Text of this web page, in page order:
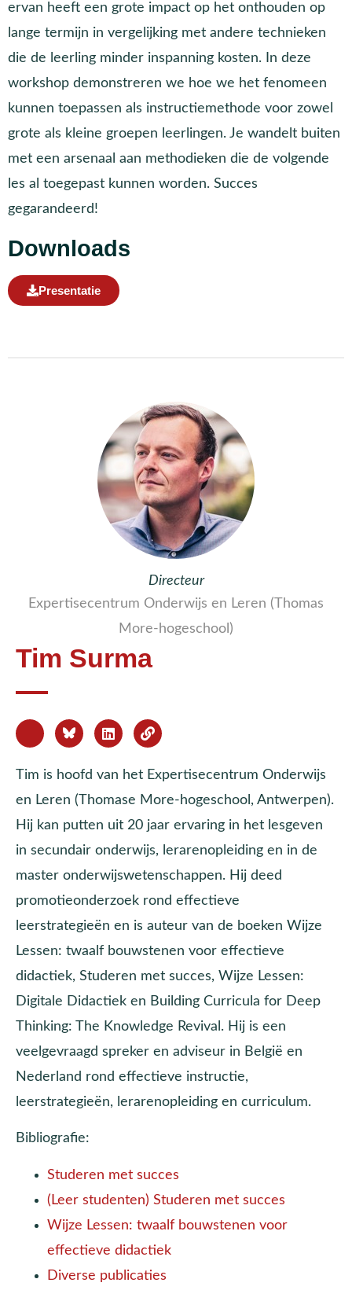
ervan heeft een grote impact op het onthouden op
lange termijn in vergelijking met andere technieken
die de leerling minder inspanning kosten. In deze
workshop demonstreren we hoe we het fenomeen
kunnen toepassen als instructiemethode voor zowel
grote als kleine groepen leerlingen. Je wandelt buiten
met een arsenaal aan methodieken die de volgende
les al toegepast kunnen worden. Succes
gegarandeerd!
Downloads
Presentatie
Directeur
Expertisecentrum Onderwijs en Leren (Thomas
More-hogeschool)
Tim Surma
Tim is hoofd van het Expertisecentrum Onderwijs
en Leren (Thomase More-hogeschool, Antwerpen).
Hij kan putten uit 20 jaar ervaring in het lesgeven
in secundair onderwijs, lerarenopleiding en in de
master onderwijswetenschappen. Hij deed
promotieonderzoek rond effectieve
leerstrategieën en is auteur van de boeken Wijze
Lessen: twaalf bouwstenen voor effectieve
didactiek, Studeren met succes, Wijze Lessen:
Digitale Didactiek en Building Curricula for Deep
Thinking: The Knowledge Revival. Hij is een
veelgevraagd spreker en adviseur in België en
Nederland rond effectieve instructie,
leerstrategieën, lerarenopleiding en curriculum.
Bibliografie:
Studeren met succes
(Leer studenten) Studeren met succes
Wijze Lessen: twaalf bouwstenen voor
effectieve didactiek
Diverse publicaties